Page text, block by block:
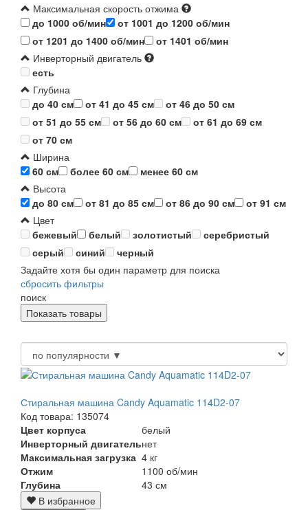
Максимальная скорость отжима
до 1000 об/мин
от 1001 до 1200 об/мин
от 1201 до 1400 об/мин
от 1401 об/мин
Инверторный двигатель
есть
Глубина
до 40 см
от 41 до 45 см
от 46 до 50 см
от 51 до 55 см
от 56 до 60 см
от 61 до 69 см
от 70 см
Ширина
60 см
более 60 см
менее 60 см
Высота
до 80 см
от 81 до 85 см от 86 до 90 см
от 91 см
Цвет
бежевый
белый золотистый
серебристый
серый
синий
черный
Задайте хотя бы один параметр для поиска
сбросить фильтры
поиск
Стиральная машина Candy Aquamatic 114D2-07
Код товара: 135074
Цвет корпуса
белый
Инверторный двигательнет
Максимальная загрузка 4 кг
Отжим
1100 об/мин
Глубина
43 см
В избранное